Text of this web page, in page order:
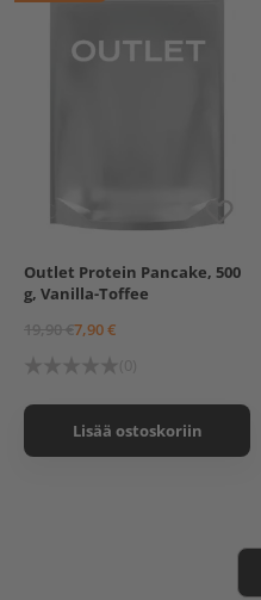
Outlet Protein Pancake, 500
g, Vanilla-Toffee
19,90 €7,90 €
Lisää ostoskoriin